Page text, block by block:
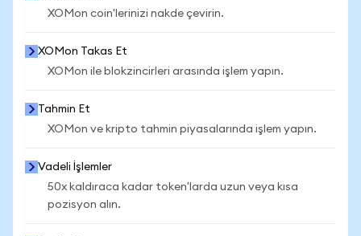
XOMon coin'lerinizi nakde çevirin.
XOMon Takas Et
XOMon ile blokzincirleri arasında işlem yapın.
Tahmin Et
XOMon ve kripto tahmin piyasalarında işlem yapın.
Vadeli İşlemler
50x kaldıraca kadar token'larda uzun veya kısa
pozisyon alın.